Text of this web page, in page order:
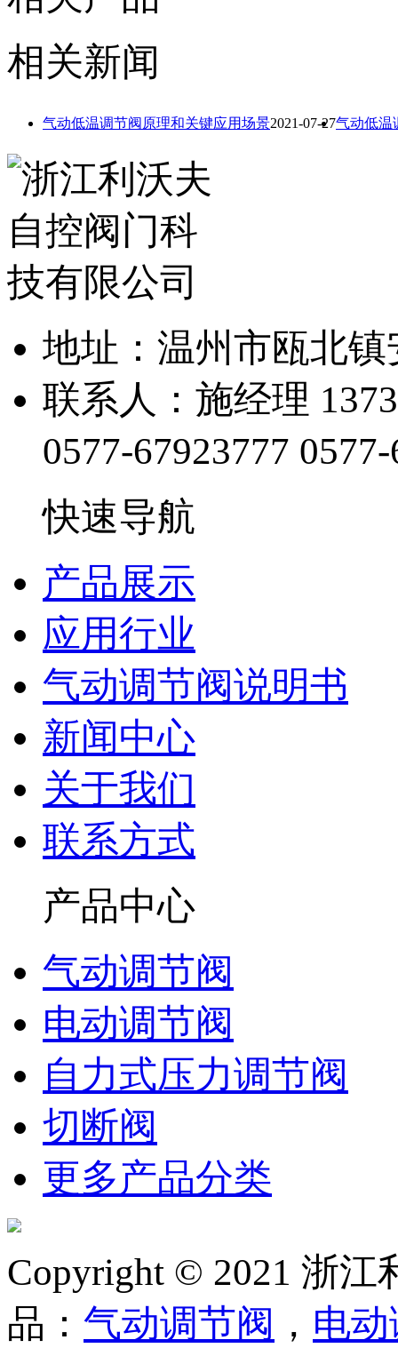
相关新闻
2021-07-27
气动低温调节阀原理和关键应用场景 气动低温
地址：温州市瓯北
联系人：施经理
0577-67923777
快速导航
产品展示
应用行业
气动调节阀说明书
新闻中心
关于我们
联系方式
产品中心
气动调节阀
电动调节阀
自力式压力调节阀
切断阀
更多产品分类
Copyright © 2021 浙
品： 气动调节阀 ， 电